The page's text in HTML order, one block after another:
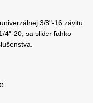
3/8"-16 závitu
4"-20, sa slider ľahko